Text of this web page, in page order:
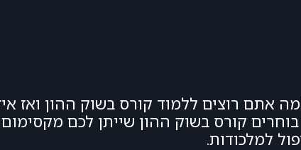
אתם רוצים ללמוד קורס בשוק ההון ואז
קורס בשוק ההון שייתן לכם מקסימום
למלכודות.